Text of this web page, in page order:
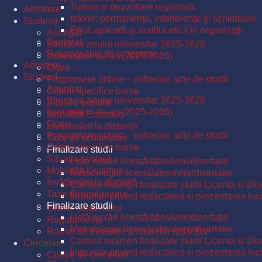
Admitere
Studenți
Anunțuri
Structura anului universitar 2025-2026
Îndrumători de an (2025-2026)
Orare
Programare online – eliberare acte de studii
Criterii specifice burse
Situația școlară
Mobilități Erasmus
Învățământ la distanță
Taxe de școlarizare
Finalizare studii
Listă lucrări licență/absolvire/disertație
Metodologie licență/absolvire/disertație
Comisii examen finalizare studii Licenta si
Îndrumar privind redactarea și prezentarea
Ghidul studentului
Regulamente
Raport de evaluare a cadrelor didactice
Cercetare
Centre de cercetare
Turism și dezvoltare regională
Istorie: permanenţe, interferenţe şi schimbare
Etică aplicată şi auditul eticii în organizaţii
Doctorat
Responsabili de programe
Admitere
Studenți
Anunțuri
Structura anului universitar 2025-2026
Îndrumători de an (2025-2026)
Orare
Programare online – eliberare acte de studii
Criterii specifice burse
Situația școlară
Mobilități Erasmus
Învățământ la distanță
Taxe de școlarizare
Finalizare studii
Listă lucrări licență/absolvire/disertație
Metodologie licență/absolvire/disertație
Comisii examen finalizare studii Licenta si
Îndrumar privind redactarea și prezentarea